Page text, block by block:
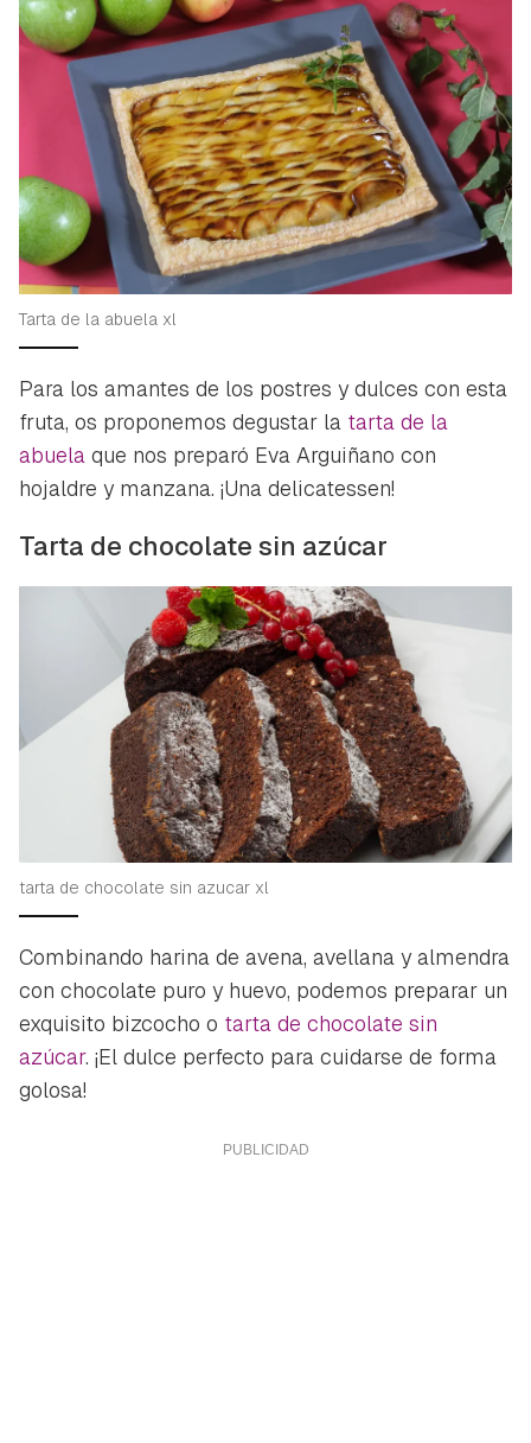
Tarta de la abuela xl
Para los amantes de los postres y dulces con esta
fruta, os proponemos degustar la tarta de la
abuela que nos preparó Eva Arguiñano con
hojaldre y manzana. ¡Una delicatessen!
Tarta de chocolate sin azúcar
tarta de chocolate sin azucar xl
Combinando harina de avena, avellana y almendra
con chocolate puro y huevo, podemos preparar un
exquisito bizcocho o tarta de chocolate sin
azúcar. ¡El dulce perfecto para cuidarse de forma
golosa!